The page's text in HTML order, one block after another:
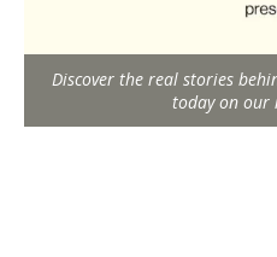
Discover the real stories
today on our